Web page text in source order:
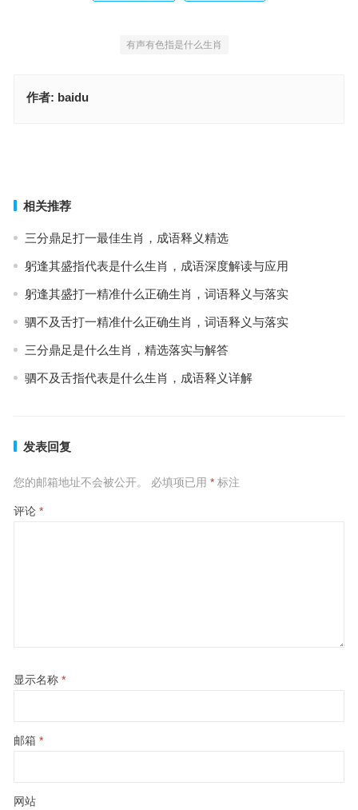
有声有色指是什么生肖
作者: baidu
相关推荐
三分鼎足打一最佳生肖，成语释义精选
躬逢其盛指代表是什么生肖，成语深度解读与应用
躬逢其盛打一精准什么正确生肖，词语释义与落实
驷不及舌打一精准什么正确生肖，词语释义与落实
三分鼎足是什么生肖，精选落实与解答
驷不及舌指代表是什么生肖，成语释义详解
发表回复
您的邮箱地址不会被公开。 必填项已用 *标注
评论 *
显示名称 *
邮箱 *
网站